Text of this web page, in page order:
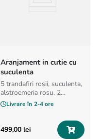
Aranjament in cutie cu
suculenta
5 trandafiri rosii, suculenta,
alstroemeria rosu, 2
lisianthus alb, amarylis/ crin
in functie de sezonalitate,
alstroemeria roz, lisianthus
roz, skimmia, brad
Livrare în 2-4 ore
499,00 lei